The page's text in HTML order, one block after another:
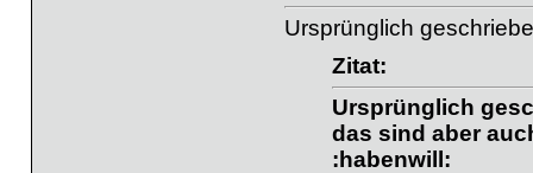
Ursprünglich
Zitat:
Ursprünglich
das sind aber
:habenwill: